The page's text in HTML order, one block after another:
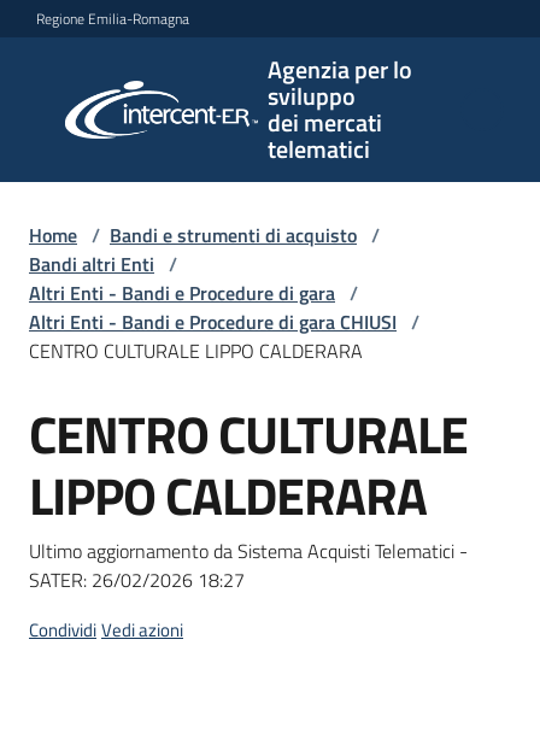
Vai al contenuto
Vai alla navigazione
Vai al footer
Regione Emilia-Romagna
Agenzia per lo
sviluppo
dei mercati
telematici
per lo
sviluppo
telematici
L'Agenzia
Bandi
strumenti
acquisto
Home / Bandi e strumenti di acquisto /
Bandi altri Enti /
Altri Enti - Bandi e Procedure di gara /
Altri Enti - Bandi e Procedure di gara CHIUSI /
CENTRO CULTURALE LIPPO CALDERARA
Salta al contenuto
CENTRO CULTURALE
LIPPO CALDERARA
Ultimo aggiornamento da Sistema Acquisti Telematici -
SATER: 26/02/2026 18:27
CondividiVedi azioni